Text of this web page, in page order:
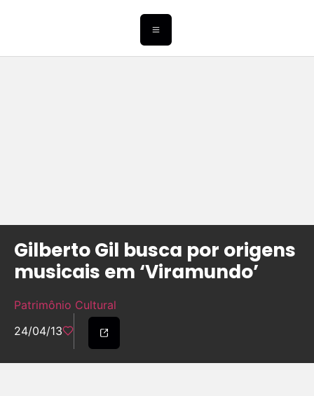
Gilberto Gil busca por origens
musicais em ‘Viramundo’
Patrimônio Cultural
24/04/13